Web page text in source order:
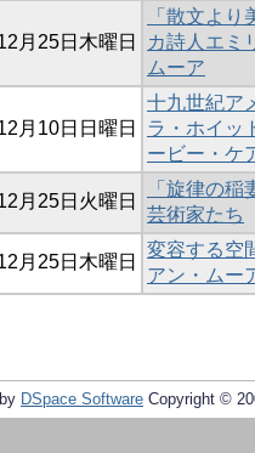
月25日木曜日
「散文よ
カ詩人エミ
ムーア
月10日日曜日
十九世紀ア
ラ・ホイッ
ービー・ケ
月25日火曜日
「旋律の
芸術家たち
月25日木曜日
変容する空
アン・ムー
DSpace Software Copyright ©